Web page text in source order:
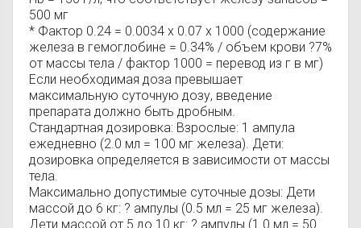
500 мг
* Фактор 0.24 = 0.0034 х 0.07 х 1000 (содержание
железа в гемоглобине = 0.34% / объем крови ?7%
от массы тела / фактор 1000 = перевод из г в мг)
Если необходимая доза превышает
максимальную суточную дозу, введение
препарата должно быть дробным.
Стандартная дозировка: Взрослые: 1 ампула
ежедневно (2.0 мл = 100 мг железа). Дети:
дозировка определяется в зависимости от массы
тела.
Максимально допустимые суточные дозы: Дети
массой до 6 кг: ? ампулы (0.5 мл = 25 мг железа).
Дети массой от 5 до 10 кг: ? ампулы (1.0 мл = 50